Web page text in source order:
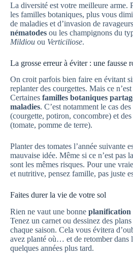
La diversité est votre meilleure arme.
les familles botaniques, plus vous
de maladies et d’invasion de
nématodes ou les champignons du
Mildiou ou Verticiliose.
La grosse erreur à éviter : une fausse
On croit parfois bien faire en évitant
replanter des courgettes. Mais ce
Certaines familles botaniques
maladies. C’est notamment le cas des
(courgette, potiron, concombre) et des
(tomate, pomme de terre).
Planter des tomates l’année suivante
mauvaise idée. Même si ce n’est pas
sont les mêmes risques. Pour une
et nutritive, pensez famille, pas juste
Faites durer la vie de votre sol
Rien ne vaut une bonne planification
Tenez un carnet ou dessinez des
chaque saison. Cela vous évitera
avez planté où… et de retomber dans
quelques années plus tard.